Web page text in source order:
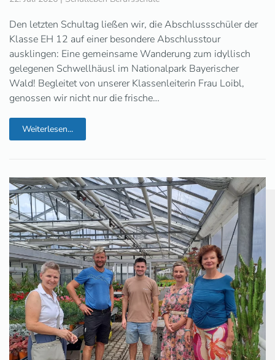
Den letzten Schultag ließen wir, die Abschlussschüler der
Klasse EH 12 auf einer besondere Abschlusstour
ausklingen: Eine gemeinsame Wanderung zum idyllisch
gelegenen Schwellhäusl im Nationalpark Bayerischer
Wald! Begleitet von unserer Klassenleiterin Frau Loibl,
genossen wir nicht nur die frische…
Weiterlesen...